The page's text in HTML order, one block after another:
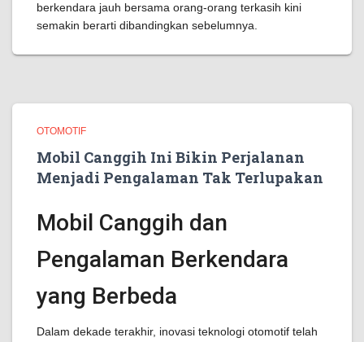
berkendara jauh bersama orang-orang terkasih kini
semakin berarti dibandingkan sebelumnya.
OTOMOTIF
Mobil Canggih Ini Bikin Perjalanan
Menjadi Pengalaman Tak Terlupakan
Mobil Canggih dan
Pengalaman Berkendara
yang Berbeda
Dalam dekade terakhir, inovasi teknologi otomotif telah